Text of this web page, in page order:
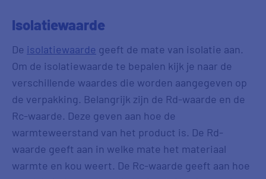
Isolatiewaarde
De isolatiewaarde geeft de mate van isolatie aan.
Om de isolatiewaarde te bepalen kijk je naar de
verschillende waardes die worden aangegeven op
de verpakking. Belangrijk zijn de Rd-waarde en de
Rc-waarde. Deze geven aan hoe de
warmteweerstand van het product is. De Rd-
waarde geeft aan in welke mate het materiaal
warmte en kou weert. De Rc-waarde geeft aan hoe